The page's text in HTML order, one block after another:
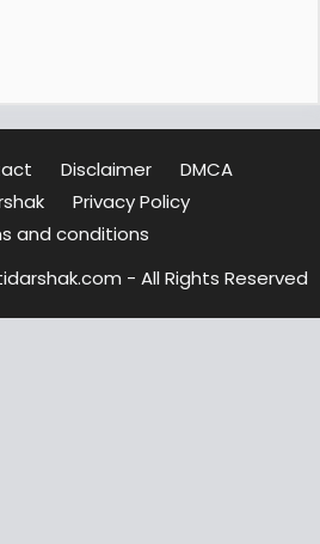
Disclaimer
DMCA
Privacy Policy
and conditions
- All Rights Reserved